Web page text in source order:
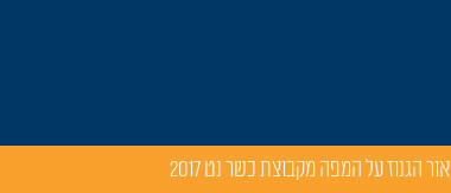
אור הגנוז על המפה מקבוצת כשר נט2017